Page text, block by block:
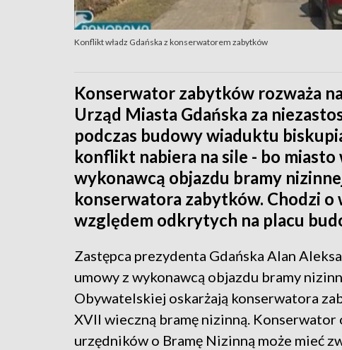
Konflikt władz Gdańska z konserwatorem zabytków
Konserwator zabytków rozważa
Urząd Miasta Gdańska za
podczas budowy wiaduktu
konflikt nabiera na sile - bo miasto
wykonawcą objazdu bramy
konserwatora zabytków. Chodzi
względem odkrytych na placu
Zastępca prezydenta Gdańska Alan
umowy z wykonawcą objazdu bramy
Obywatelskiej oskarżają konserwatora
XVII wieczną bramę nizinną.
urzędników o Bramę Nizinną może mieć